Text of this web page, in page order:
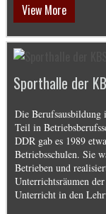
View More
Sporthalle der
Die Berufsausbildung
Teil in
DDR gab es 1989
Betriebsschulen. Sie
Betrieben und
Unterrichtsräumen
Unterricht in den